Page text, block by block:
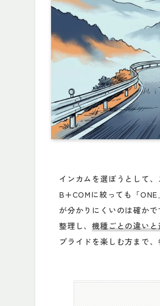
インカムを選ぼうとして
B+COMに絞っても「
が分かりにくいのは確か
整理し、機種ごとの違い
プライドを楽しむ方まで、